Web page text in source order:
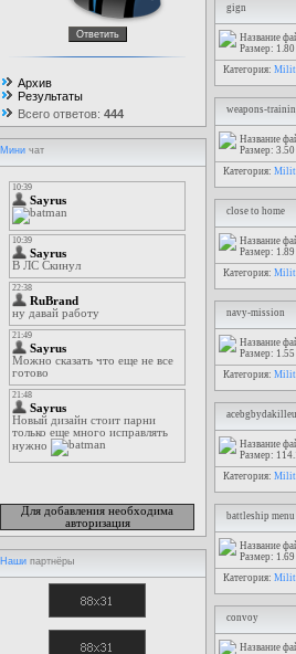
Архив
Результаты
Всего ответов: 444
Мини чат
Для добавления необходима
авторизация
Наши партнёры
gign
Название
Размер:
Категория:
weapons-
Название
Размер:
Категория:
close to home
Название
Размер:
Категория:
navy-mission
Название
Размер:
Категория:
Название
Размер:
Категория:
battleship menu
Название
Размер:
Категория:
convoy
Название